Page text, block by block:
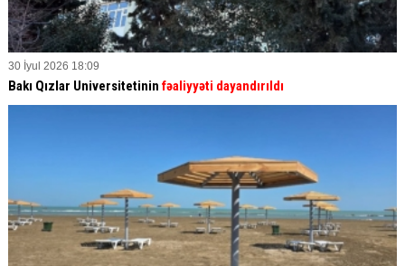
30 İyul 2026 18:09
Bakı Qızlar Universitetinin fəaliyyəti dayandırıldı